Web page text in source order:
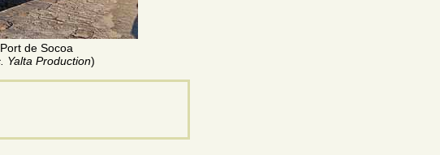
Port de Socoa
Yalta Production)